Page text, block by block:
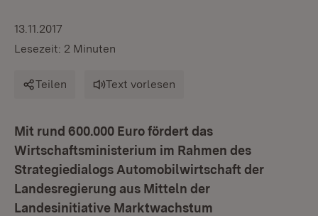
13.11.2017
Lesezeit: 2 Minuten
Teilen Text vorlesen
Mit rund 600.000 Euro fördert das
Wirtschaftsministerium im Rahmen des
Strategiedialogs Automobilwirtschaft der
Landesregierung aus Mitteln der
Landesinitiative Marktwachstum